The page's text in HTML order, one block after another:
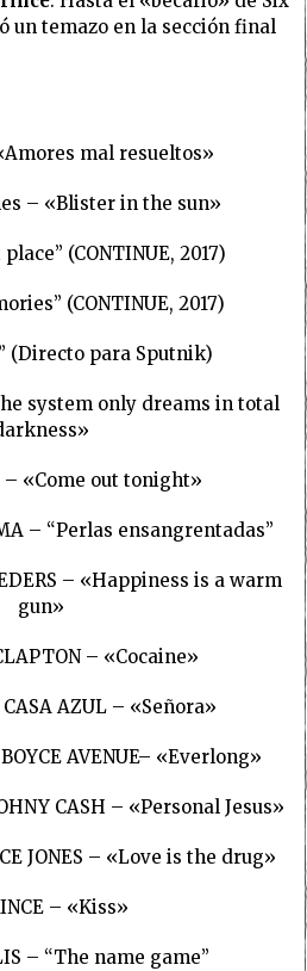
un temazo en la sección final
mal resueltos»
– «Blister in the sun»
(CONTINUE, 2017)
(CONTINUE, 2017)
(Directo para Sputnik)
system only dreams in total
– «Come out tonight»
– “Perlas ensangrentadas”
– «Happiness is a warm
gun»
– «Cocaine»
CASA AZUL – «Señora»
AVENUE– «Everlong»
CASH – «Personal Jesus»
JONES – «Love is the drug»
– «Kiss»
– “The name game”